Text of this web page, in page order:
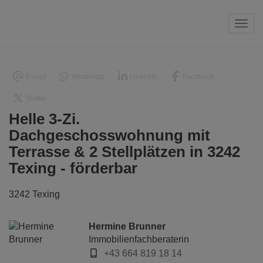
Helle 3-Zi.
Dachgeschosswohnung mit
Terrasse & 2 Stellplätzen in 3242
Texing - förderbar
3242 Texing
Hermine Brunner
Immobilienfachberaterin
+43 664 819 18 14